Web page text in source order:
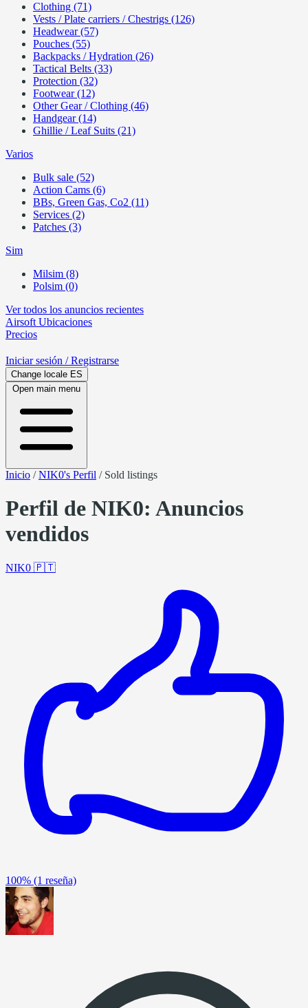
Clothing (71)
Vests / Plate carriers / Chestrigs (126)
Headwear (57)
Pouches (55)
Backpacks / Hydration (26)
Tactical Belts (33)
Protection (32)
Footwear (12)
Other Gear / Clothing (46)
Handgear (14)
Ghillie / Leaf Suits (21)
Varios
Bulk sale (52)
Action Cams (6)
BBs, Green Gas, Co2 (11)
Services (2)
Patches (3)
Sim
Milsim (8)
Polsim (0)
Ver todos los anuncios recientes
Airsoft Ubicaciones
Precios
Iniciar sesión / Registrarse
Change locale ES
Open main menu
Inicio /NIK0's Perfil / Sold listings
Perfil de NIK0: Anuncios
vendidos
NIK0 🇵🇹
100% (1 reseña)